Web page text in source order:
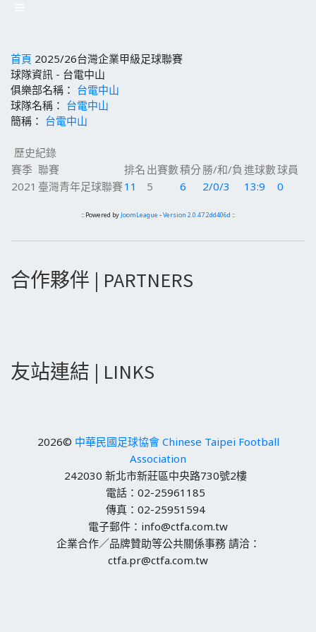
首頁 2025/26台灣企業甲級足球聯賽
球隊資訊 - 台電中山
俱樂部名稱： 台電中山
球隊名稱： 台電中山
簡稱： 台電中山
歷史紀錄
賽季 聯賽 排名 出賽數積分勝/和/負 進球數球員
2021 臺灣青年足球聯賽 11 5 6 2/0/3 13:9 0
:: Powered by JoomLeague -Version 2.0.47.2dd406d ::
合作夥伴 | PARTNERS
友站連結 | LINKS
2026© 中華民國足球協會 Chinese Taipei Football
Association
242030 新北市新莊區中央路730號2樓
電話：02-25961185
傳真：02-25951594
電子郵件：info@ctfa.com.tw
企業合作／品牌贊助等公共關係事務 請洽：
ctfa.pr@ctfa.com.tw